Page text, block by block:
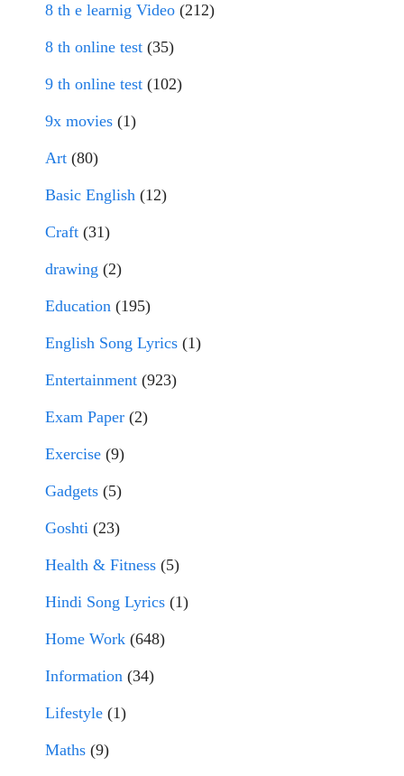
8 th e learnig Video (212)
8 th online test (35)
9 th online test (102)
9x movies (1)
Art (80)
Basic English (12)
Craft (31)
drawing (2)
Education (195)
English Song Lyrics (1)
Entertainment (923)
Exam Paper (2)
Exercise (9)
Gadgets (5)
Goshti (23)
Health & Fitness (5)
Hindi Song Lyrics (1)
Home Work (648)
Information (34)
Lifestyle (1)
Maths (9)